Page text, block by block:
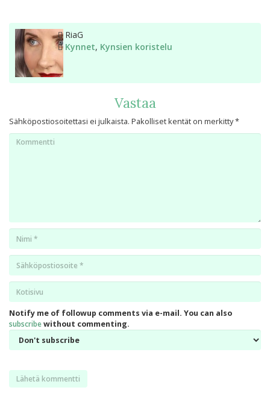
Kirjoittaja
RiaG
Kategoriat
Kynnet, Kynsien koristelu
Vastaa
Sähköpostiosoitettasi ei julkaista. Pakolliset kentät on merkitty*
Kommentti
Notify me of followup comments via e-mail. You can also
subscribewithout commenting.